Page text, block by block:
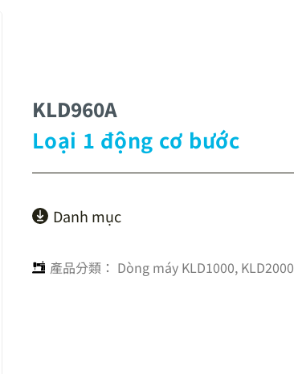
KLD960A
Loại 1 động cơ bước
Danh mục
產品分類： Dòng máy KLD1000, KLD2000